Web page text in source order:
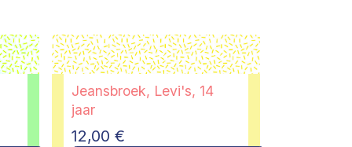
Jeansbroek, Levi's, 14
jaar
12,00 €